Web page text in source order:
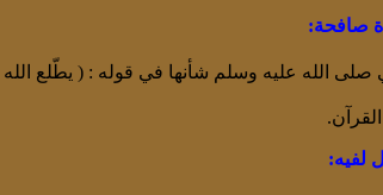
صافحة:
الله عليه وسلم شأنها في قوله : ( يطّلع
لفيه: